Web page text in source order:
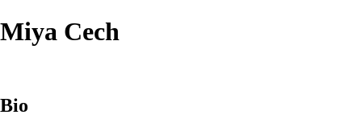
Miya Cech
Bio